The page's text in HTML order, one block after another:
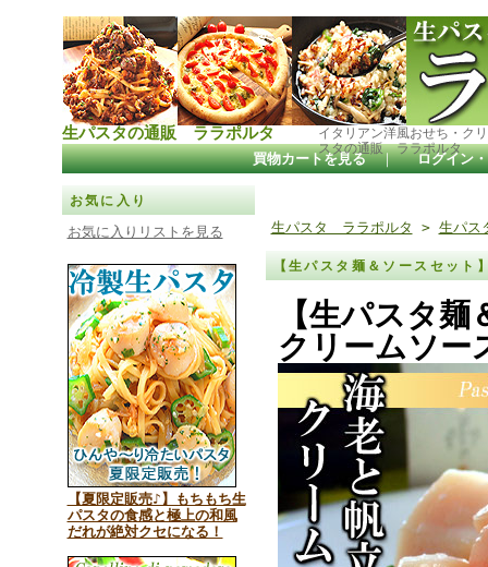
生パスタの通販 ララポルタ
イタリアン洋風おせち・ク
スタの通販 ララポルタ
買物カートを見る ｜ ログイン
お気に入り
お気に入りリストを見る
【夏限定販売♪】もちもち生
パスタの食感と極上の和風
だれが絶対クセになる！
生パスタ ララポルタ > 生パス
【生パスタ麺＆ソースセッ
【生パスタ
クリームソー